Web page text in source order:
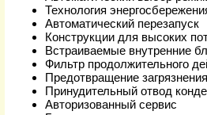
Технология
Автоматический перезапуск
Конструкции для высоких
Встраиваемые внутренние
Фильтр продолжительного
Предотвращение
Принудительный отвод
Авторизованный сервис